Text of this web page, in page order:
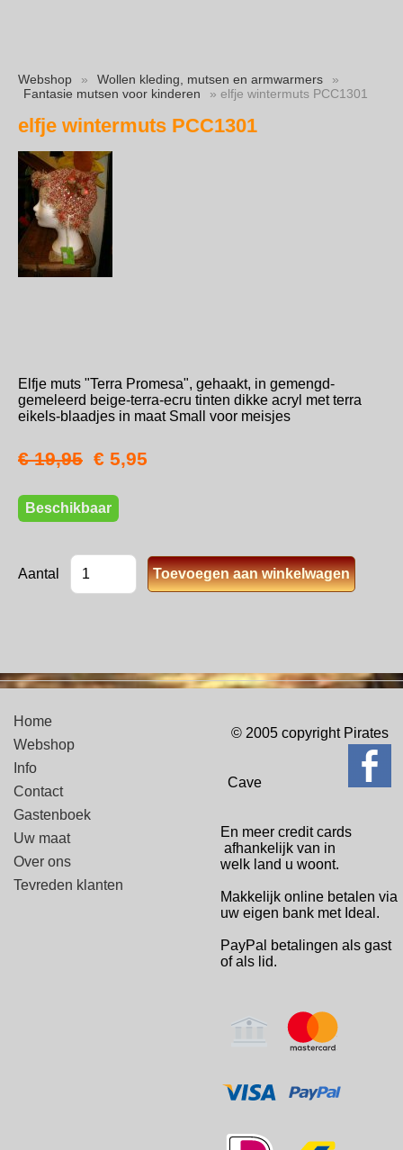
Webshop » Wollen kleding, mutsen en armwarmers
»
Fantasie mutsen voor kinderen
» elfje wintermuts PCC1301
elfje wintermuts PCC1301
Elfje muts "Terra Promesa", gehaakt, in gemengd-
gemeleerd beige-terra-ecru tinten dikke acryl met terra
eikels-blaadjes in maat Small voor meisjes
€ 19,95 € 5,95
Beschikbaar
Aantal
Home
Webshop
Info
Contact
Gastenboek
Uw maat
Over ons
Tevreden klanten
© 2005 copyright Pirates
Cave
En meer credit cards
afhankelijk van in
welk land u woont.
Makkelijk online betalen via
uw eigen bank met Ideal.
PayPal betalingen als gast
of als lid.